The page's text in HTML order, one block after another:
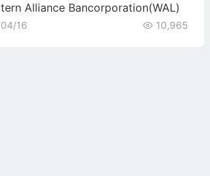
tern Alliance Bancorporation(WAL)
04/16 10,965